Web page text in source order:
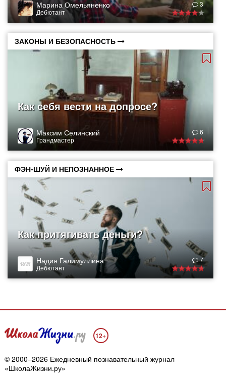
Марина Омельяненко
Дебютант
3
ЗАКОНЫ И БЕЗОПАСНОСТЬ
Как себя вести на допросе?
Максим Селинский
Грандмастер
6
ФЭН-ШУЙ И НЕПОЗНАННОЕ
Как притягивать деньги?
Надия Галимуллина
Дебютант
7
12+
© 2000–2026 Ежедневный познавательный журнал
«ШколаЖизни.ру»